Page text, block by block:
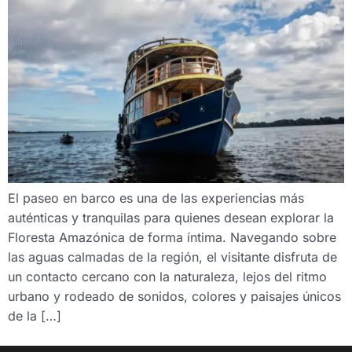
El paseo en barco es una de las experiencias más
auténticas y tranquilas para quienes desean explorar la
Floresta Amazónica de forma íntima. Navegando sobre
las aguas calmadas de la región, el visitante disfruta de
un contacto cercano con la naturaleza, lejos del ritmo
urbano y rodeado de sonidos, colores y paisajes únicos
de la […]